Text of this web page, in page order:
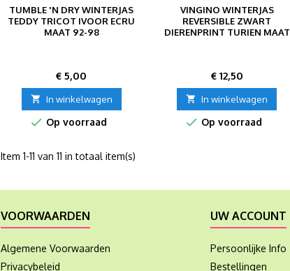
TUMBLE 'N DRY WINTERJAS
TEDDY TRICOT IVOOR ECRU
MAAT 92-98
Prijs
€ 5,00
 In winkelwagen
 Op voorraad
VINGINO WINTERJAS
REVERSIBLE ZWART
DIERENPRINT TURIEN MAAT
Prijs
€ 12,50
 In winkelwagen
 Op voorraad
Item 1-11 van 11 in totaal item(s)
VOORWAARDEN
Algemene Voorwaarden
Privacybeleid
UW ACCOUNT
Persoonlijke Info
Bestellingen